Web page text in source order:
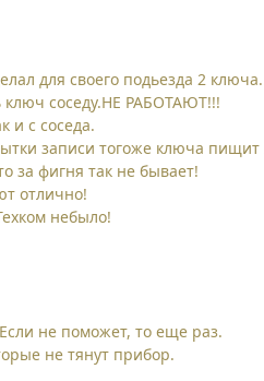
для своего подьезда 2 ключа.
соседу.НЕ РАБОТАЮТ!!!
и с соседа.
записи тогоже ключа пищит
за фигня так не бывает!
отлично!
небыло!
не поможет, то еще раз.
не тянут прибор.